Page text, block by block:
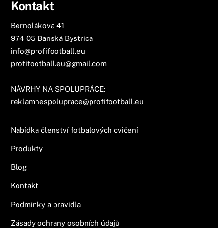
Kontakt
Bernolákova 41
974 05 Banská Bystrica
info@profifootball.eu
profifootball.eu@gmail.com
NÁVRHY NA SPOLUPRÁCE:
reklamnespoluprace@profifootball.eu
Nabídka členství fotbalových cvičení
Produkty
Blog
Kontakt
Podmínky a pravidla
Zásady ochrany osobních údajů